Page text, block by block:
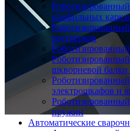
профильных
ростверков
шкворневой
электрошкафов и
пружин
Автоматические